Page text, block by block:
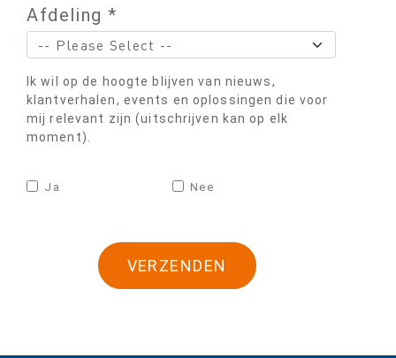
Afdeling *
Ik wil op de hoogte blijven van nieuws,
klantverhalen, events en oplossingen die voor
mij relevant zijn (uitschrijven kan op elk
moment).
Ja Nee